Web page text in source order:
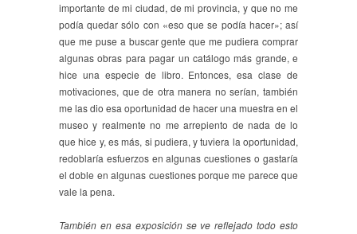
importante de mi ciudad, de mi provincia, y que no me
podía quedar sólo con «eso que se podía hacer»; así
que me puse a buscar gente que me pudiera comprar
algunas obras para pagar un catálogo más grande, e
hice una especie de libro. Entonces, esa clase de
motivaciones, que de otra manera no serían, también
me las dio esa oportunidad de hacer una muestra en el
museo y realmente no me arrepiento de nada de lo
que hice y, es más, si pudiera, y tuviera la oportunidad,
redoblaría esfuerzos en algunas cuestiones o gastaría
el doble en algunas cuestiones porque me parece que
vale la pena.
También en esa exposición se ve reflejado todo esto